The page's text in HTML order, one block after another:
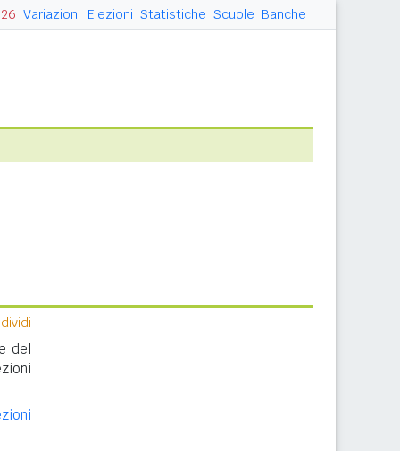
Variazioni Elezioni Statistiche Scuole Banche
del